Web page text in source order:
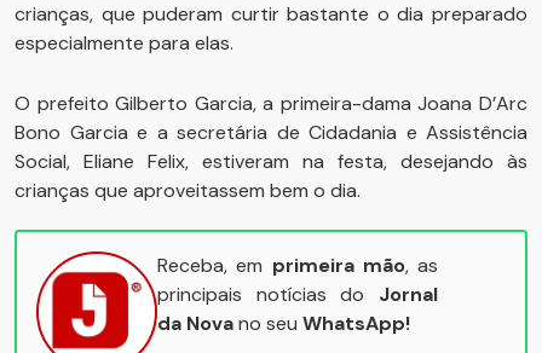
crianças, que puderam curtir bastante o dia preparado
especialmente para elas.
O prefeito Gilberto Garcia, a primeira-dama Joana D’Arc
Bono Garcia e a secretária de Cidadania e Assistência
Social, Eliane Felix, estiveram na festa, desejando às
crianças que aproveitassem bem o dia.
Receba, em primeira mão, as
principais notícias do Jornal
da Novano seu WhatsApp!